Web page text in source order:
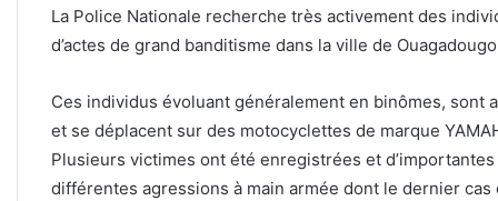
La Police Nationale recherche très activement des
d’actes de grand banditisme dans la ville de
Ces individus évoluant généralement en binômes, sont
et se déplacent sur des motocyclettes de marque
Plusieurs victimes ont été enregistrées et
différentes agressions à main armée dont le dernier cas